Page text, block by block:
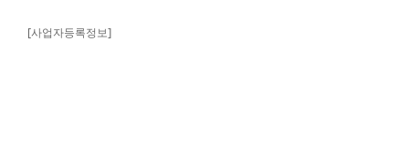
[사업자등록정보]